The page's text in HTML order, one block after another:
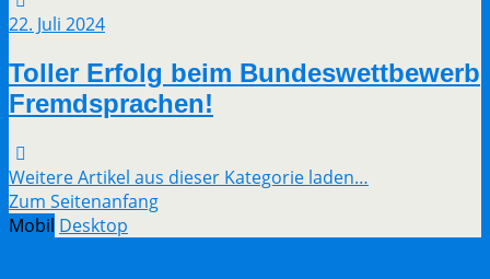
22. Juli 2024
Toller Erfolg beim Bundeswettbewerb
Fremdsprachen!
Weitere Artikel aus dieser Kategorie laden…
Zum Seitenanfang
Mobil Desktop